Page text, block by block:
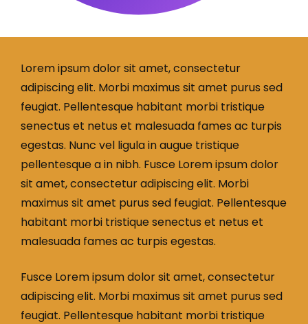
Lorem ipsum dolor sit amet, consectetur
adipiscing elit. Morbi maximus sit amet purus sed
feugiat. Pellentesque habitant morbi tristique
senectus et netus et malesuada fames ac turpis
egestas. Nunc vel ligula in augue tristique
pellentesque a in nibh. Fusce Lorem ipsum dolor
sit amet, consectetur adipiscing elit. Morbi
maximus sit amet purus sed feugiat. Pellentesque
habitant morbi tristique senectus et netus et
malesuada fames ac turpis egestas.
Fusce Lorem ipsum dolor sit amet, consectetur
adipiscing elit. Morbi maximus sit amet purus sed
feugiat. Pellentesque habitant morbi tristique